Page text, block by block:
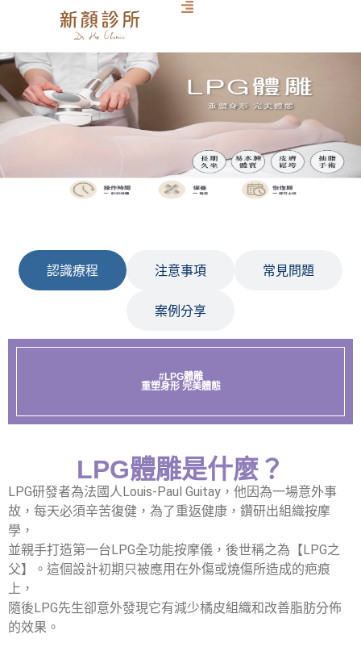
認識療程 注意事項 常見問題
案例分享
#LPG體雕
重塑身形 完美體態
LPG體雕是什麼？
LPG研發者為法國人Louis-Paul Guitay，他因為一場意外事
故，每天必須辛苦復健，為了重返健康，鑽研出組織按摩
學，
並親手打造第一台LPG全功能按摩儀，後世稱之為【LPG之
父】。這個設計初期只被應用在外傷或燒傷所造成的疤痕
上，
隨後LPG先生卻意外發現它有減少橘皮組織和改善脂肪分佈
的效果。